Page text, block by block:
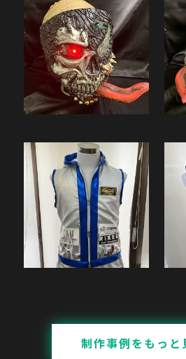
制作事例をもっ